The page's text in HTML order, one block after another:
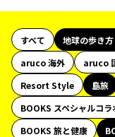
すべて 地球の歩き
aruco 海外
aruco
Resort Style
島旅
BOOKS スペシャルコラ
BOOKS 旅と健康